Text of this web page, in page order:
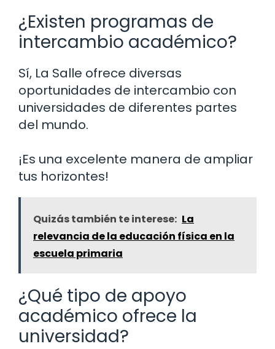
¿Existen programas de
intercambio académico?
Sí, La Salle ofrece diversas
oportunidades de intercambio con
universidades de diferentes partes
del mundo.
¡Es una excelente manera de ampliar
tus horizontes!
Quizás también te interese: La
relevancia de la educación física en la
escuela primaria
¿Qué tipo de apoyo
académico ofrece la
universidad?